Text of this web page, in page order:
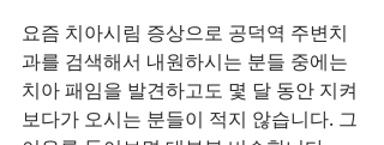
요즘 치아시림 증상으로 공덕역 주변치
과를 검색해서 내원하시는 분들 중에는
치아 패임을 발견하고도 몇 달 동안 지켜
보다가 오시는 분들이 적지 않습니다. 그